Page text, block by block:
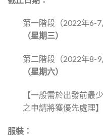
第一階段（2022年6-7
（星期三）
第二階段（2022年8-9
（星期六）
【一般需於出發前最
之申請將獲優先處理】
服裝：